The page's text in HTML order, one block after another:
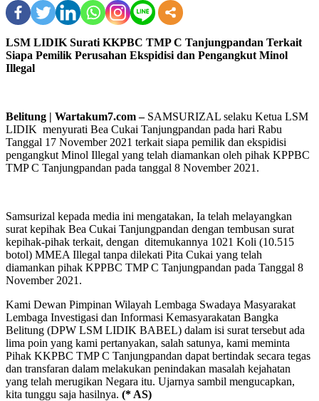
LSM LIDIK Surati KKPBC TMP C Tanjungpandan Terkait
Siapa Pemilik Perusahan Ekspidisi dan Pengangkut Minol
Illegal
Belitung | Wartakum7.com –SAMSURIZAL selaku Ketua LSM
LIDIK menyurati Bea Cukai Tanjungpandan pada hari Rabu
Tanggal 17 November 2021 terkait siapa pemilik dan ekspidisi
pengangkut Minol Illegal yang telah diamankan oleh pihak KPPBC
TMP C Tanjungpandan pada tanggal 8 November 2021.
Samsurizal kepada media ini mengatakan, Ia telah melayangkan
surat kepihak Bea Cukai Tanjungpandan dengan tembusan surat
kepihak-pihak terkait, dengan ditemukannya 1021 Koli (10.515
botol) MMEA Illegal tanpa dilekati Pita Cukai yang telah
diamankan pihak KPPBC TMP C Tanjungpandan pada Tanggal 8
November 2021.
Kami Dewan Pimpinan Wilayah Lembaga Swadaya Masyarakat
Lembaga Investigasi dan Informasi Kemasyarakatan Bangka
Belitung (DPW LSM LIDIK BABEL) dalam isi surat tersebut ada
lima poin yang kami pertanyakan, salah satunya, kami meminta
Pihak KKPBC TMP C Tanjungpandan dapat bertindak secara tegas
dan transfaran dalam melakukan penindakan masalah kejahatan
yang telah merugikan Negara itu. Ujarnya sambil mengucapkan,
kita tunggu saja hasilnya. (* AS)